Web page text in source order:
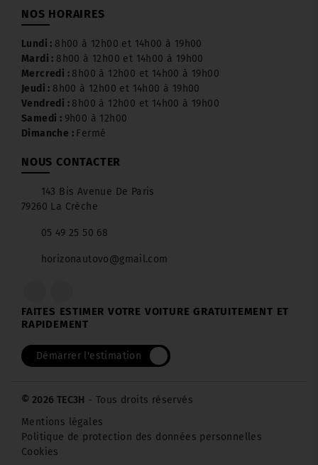
NOS HORAIRES
Lundi : 8h00 à 12h00 et 14h00 à 19h00
Mardi : 8h00 à 12h00 et 14h00 à 19h00
Mercredi : 8h00 à 12h00 et 14h00 à 19h00
Jeudi : 8h00 à 12h00 et 14h00 à 19h00
Vendredi : 8h00 à 12h00 et 14h00 à 19h00
Samedi : 9h00 à 12h00
Dimanche : Fermé
NOUS CONTACTER
143 Bis Avenue De Paris
79260 La Crèche
05 49 25 50 68
horizonautovo@gmail.com
FAITES ESTIMER VOTRE VOITURE GRATUITEMENT ET
RAPIDEMENT
Démarrer l'estimation
© 2026 TEC3H - Tous droits réservés
Mentions légales
Politique de protection des données personnelles
Cookies